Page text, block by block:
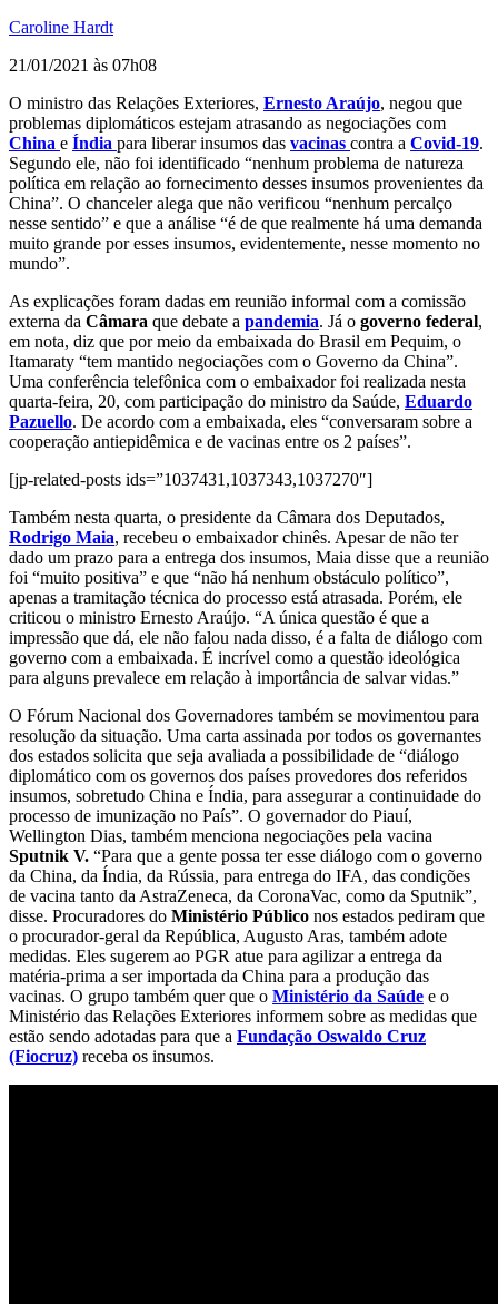
Caroline Hardt
21/01/2021 às 07h08
O ministro das Relações Exteriores, Ernesto Araújo, negou que
problemas diplomáticos estejam atrasando as negociações com
China e Índia para liberar insumos das vacinas contra a Covid-19.
Segundo ele, não foi identificado “nenhum problema de natureza
política em relação ao fornecimento desses insumos provenientes da
China”. O chanceler alega que não verificou “nenhum percalço
nesse sentido” e que a análise “é de que realmente há uma demanda
muito grande por esses insumos, evidentemente, nesse momento no
mundo”.
As explicações foram dadas em reunião informal com a comissão
externa da Câmara que debate a pandemia. Já o governo federal,
em nota, diz que por meio da embaixada do Brasil em Pequim, o
Itamaraty “tem mantido negociações com o Governo da China”.
Uma conferência telefônica com o embaixador foi realizada nesta
quarta-feira, 20, com participação do ministro da Saúde, Eduardo
Pazuello. De acordo com a embaixada, eles “conversaram sobre a
cooperação antiepidêmica e de vacinas entre os 2 países”.
[jp-related-posts ids=”1037431,1037343,1037270″]
Também nesta quarta, o presidente da Câmara dos Deputados,
Rodrigo Maia, recebeu o embaixador chinês. Apesar de não ter
dado um prazo para a entrega dos insumos, Maia disse que a reunião
foi “muito positiva” e que “não há nenhum obstáculo político”,
apenas a tramitação técnica do processo está atrasada. Porém, ele
criticou o ministro Ernesto Araújo. “A única questão é que a
impressão que dá, ele não falou nada disso, é a falta de diálogo com
governo com a embaixada. É incrível como a questão ideológica
para alguns prevalece em relação à importância de salvar vidas.”
O Fórum Nacional dos Governadores também se movimentou para
resolução da situação. Uma carta assinada por todos os governantes
dos estados solicita que seja avaliada a possibilidade de “diálogo
diplomático com os governos dos países provedores dos referidos
insumos, sobretudo China e Índia, para assegurar a continuidade do
processo de imunização no País”. O governador do Piauí,
Wellington Dias, também menciona negociações pela vacina
Sputnik V. “Para que a gente possa ter esse diálogo com o governo
da China, da Índia, da Rússia, para entrega do IFA, das condições
de vacina tanto da AstraZeneca, da CoronaVac, como da Sputnik”,
disse. Procuradores do Ministério Público nos estados pediram que
o procurador-geral da República, Augusto Aras, também adote
medidas. Eles sugerem ao PGR atue para agilizar a entrega da
matéria-prima a ser importada da China para a produção das
vacinas. O grupo também quer que o Ministério da Saúde e o
Ministério das Relações Exteriores informem sobre as medidas que
estão sendo adotadas para que a Fundação Oswaldo Cruz
(Fiocruz) receba os insumos.